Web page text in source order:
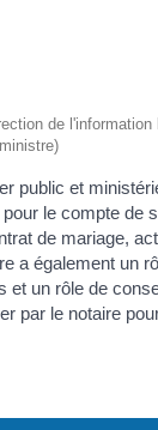
de l'information
public et
le compte de
de mariage,
a également un
et un rôle de
par le notaire